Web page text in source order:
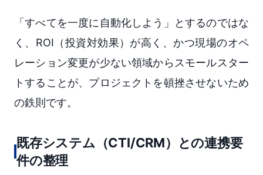
「すべてを一度に自動化しよう」とするのではな
く、ROI（投資対効果）が高く、かつ現場のオペ
レーション変更が少ない領域からスモールスター
トすることが、プロジェクトを頓挫させないため
の鉄則です。
既存システム（CTI/CRM）との連携要
件の整理